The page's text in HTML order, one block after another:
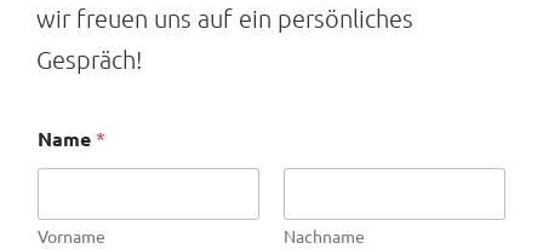
wir freuen uns auf ein persönliches
Gespräch!
Name *
Vorname Nachname